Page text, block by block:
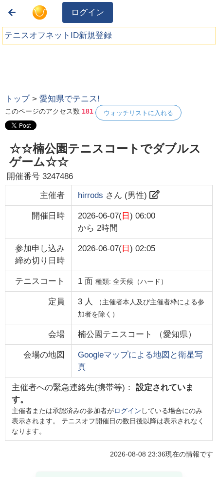
ログイン
テニスオフネットID新規登録
トップ >愛知県でテニス!
このページのアクセス数 181 ウォッチリストに入れる
☆☆楠公園テニスコートでダブルス
ゲーム☆☆
開催番号3247486
主催者 hirrods さん (男性)
開催日時 2026-06-07(日 ) 06:00
から 2時間
参加申し込み
締め切り日時
2026-06-07(日 ) 02:05
テニスコート 1面 種類: 全天候（ハード）
定員 3 人
（主催者本人及び主催者枠による参
加者を除く）
会場 楠公園テニスコート （愛知県）
会場の地図
Googleマップによる地図と衛星写
真
主催者への緊急連絡先(携帯等)： 設定されていま
す。
主催者または承認済みの参加者がログイン している場合にのみ
表示されます。 テニスオフ開催日の数日後以降は表示されなく
なります。
2026-08-08 23:36現在の情報です